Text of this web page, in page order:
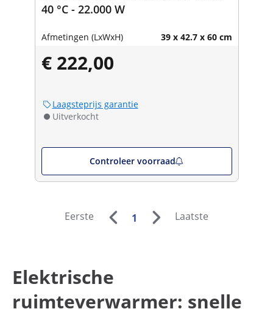
40 °C - 22.000 W
Afmetingen (LxWxH) 39 x 42.7 x 60 cm
€ 222,00
Laagsteprijs garantie
Uitverkocht
Controleer voorraad
Eerste 1 Laatste
Elektrische
ruimteverwarmer: snelle